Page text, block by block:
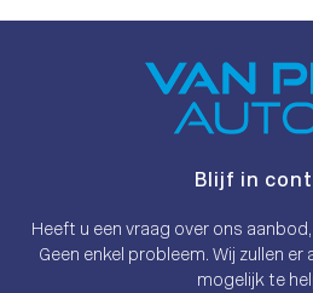
Blijf in
Heeft u een vraag over ons
Geen enkel probleem. Wij zullen er
mogelijk te